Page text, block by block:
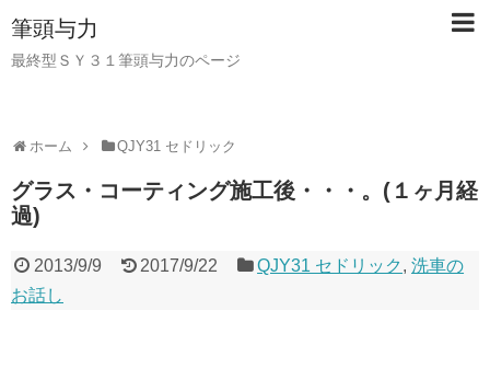
筆頭与力
最終型ＳＹ３１筆頭与力のページ
ホーム QJY31 セドリック
グラス・コーティング施工後・・・。(１ヶ月経
過)
2013/9/9 2017/9/22 QJY31 セドリック ,洗車の
お話し